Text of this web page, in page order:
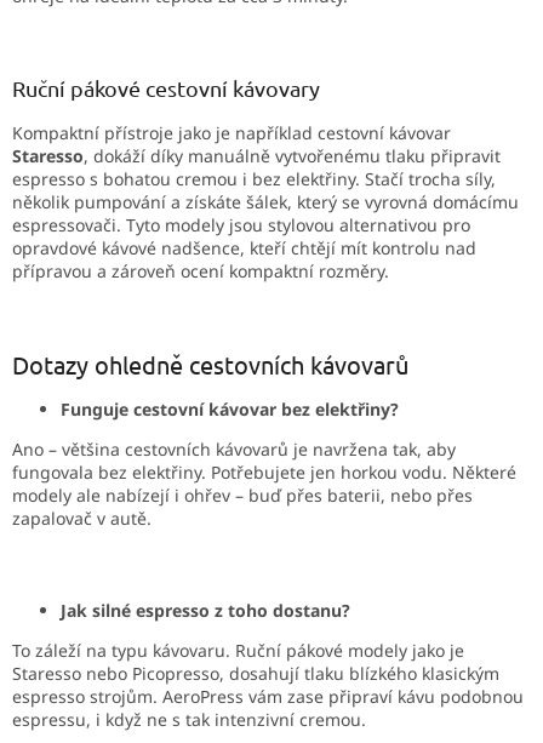
Ruční pákové cestovní kávovary
Kompaktní přístroje jako je například cestovní kávovar
Staresso, dokáží díky manuálně vytvořenému tlaku připravit
espresso s bohatou cremou i bez elektřiny. Stačí trocha síly,
několik pumpování a získáte šálek, který se vyrovná domácímu
espressovači. Tyto modely jsou stylovou alternativou pro
opravdové kávové nadšence, kteří chtějí mít kontrolu nad
přípravou a zároveň ocení kompaktní rozměry.
Dotazy ohledně cestovních kávovarů
Funguje cestovní kávovar bez elektřiny?
Ano – většina cestovních kávovarů je navržena tak, aby
fungovala bez elektřiny. Potřebujete jen horkou vodu. Některé
modely ale nabízejí i ohřev – buď přes baterii, nebo přes
zapalovač v autě.
Jak silné espresso z toho dostanu?
To záleží na typu kávovaru. Ruční pákové modely jako je
Staresso nebo Picopresso, dosahují tlaku blízkého klasickým
espresso strojům. AeroPress vám zase připraví kávu podobnou
espressu, i když ne s tak intenzivní cremou.